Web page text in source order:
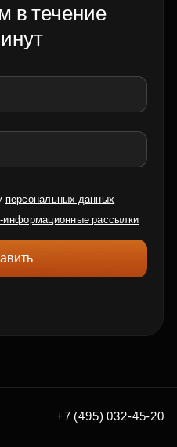
в течение
персональных данных
информационные рассылки
+7 (495) 032-45-20